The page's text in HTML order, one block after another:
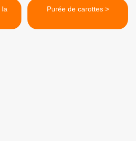
Purée de carottes >